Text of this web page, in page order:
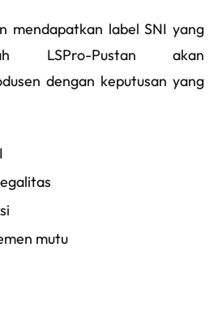
mendapatkan label SNI yang
LSPro-Pustan akan
dengan keputusan yang
mutu